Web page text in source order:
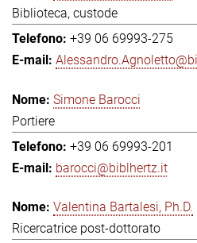
Biblioteca, custode
+39 06 69993-275
Simone Barocci
Portiere
+39 06 69993-201
barocci@biblhertz.it
Valentina Bartalesi, Ph.D.
Ricercatrice post-dottorato